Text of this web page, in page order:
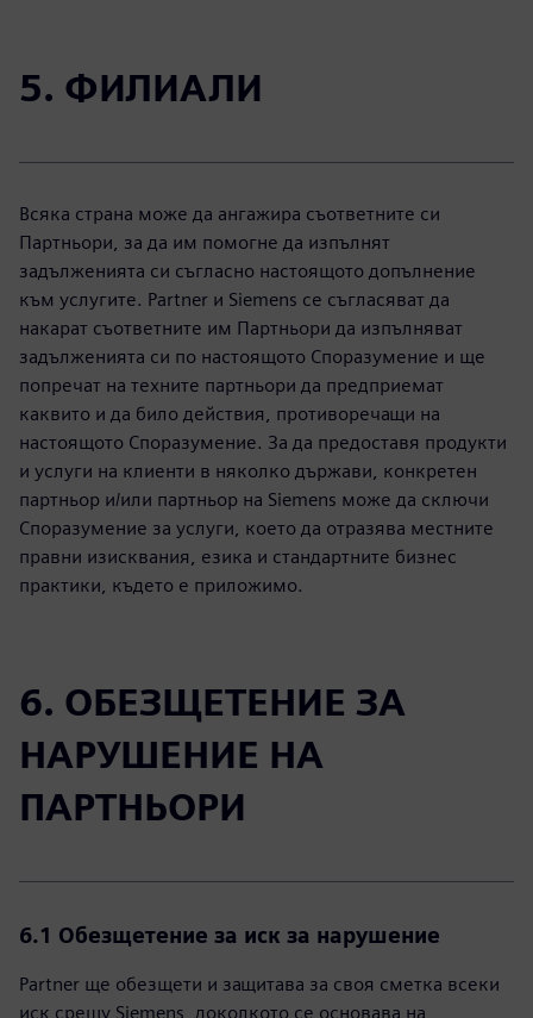
5. ФИЛИАЛИ
Всяка страна може да ангажира съответните си
Партньори, за да им помогне да изпълнят
задълженията си съгласно настоящото допълнение
към услугите. Partner и Siemens се съгласяват да
накарат съответните им Партньори да изпълняват
задълженията си по настоящото Споразумение и ще
попречат на техните партньори да предприемат
каквито и да било действия, противоречащи на
настоящото Споразумение. За да предоставя продукти
и услуги на клиенти в няколко държави, конкретен
партньор и/или партньор на Siemens може да сключи
Споразумение за услуги, което да отразява местните
правни изисквания, езика и стандартните бизнес
практики, където е приложимо.
6. ОБЕЗЩЕТЕНИЕ ЗА
НАРУШЕНИЕ НА
ПАРТНЬОРИ
6.1 Обезщетение за иск за нарушение
Partner ще обезщети и защитава за своя сметка всеки
иск срещу Siemens, доколкото се основава на